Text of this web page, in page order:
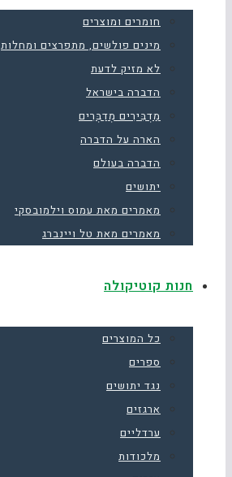
חומרים ומוצרים
מינים פולשים, מתפרצים ומחלות
לא מזיק לדעת
הדברה בישראל
מַדְבִּירִים מְדַבְּרִים
הארה על הדברה
הדברה בעולם
יתושים
מאמרים מאת עמוס וילמובסקי
מאמרים מאת טל ויינברג
חנות קוטיקולה
כל המוצרים
ספרים
נגד יתושים
ארגזים
ערדליים
מלכודות